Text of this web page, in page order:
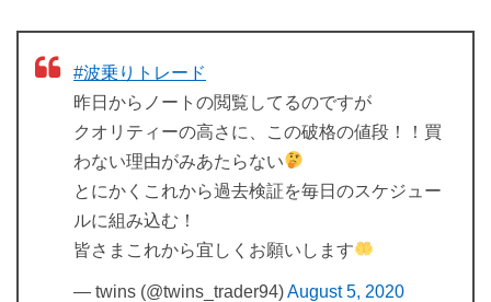
#波乗りトレード
昨日からノートの閲覧してるのですが
クオリティーの高さに、この破格の値段！！買
わない理由がみあたらない
とにかくこれから過去検証を毎日のスケジュー
ルに組み込む！
皆さまこれから宜しくお願いします
— twins (@twins_trader94)August 5, 2020